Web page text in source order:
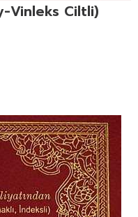
Vinleks Ciltli)